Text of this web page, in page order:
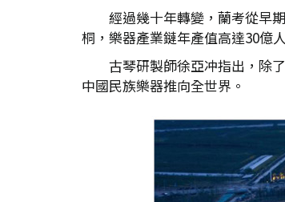
經過幾十年轉變，蘭考從早
桐，樂器產業鏈年產值高達30億
古琴研製師徐亞冲指出，除
中國民族樂器推向全世界。